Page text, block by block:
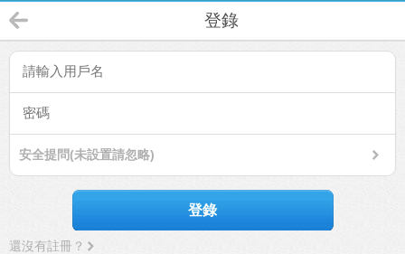
登錄
安全提問(未設置請忽略)
登錄
還沒有註冊？